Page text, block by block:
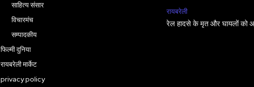
साहित्य संसार
विचारमंच
सम्पादकीय
फिल्मी दुनिया
रायबरेली मार्केट
privacy policy
रायबरेली
रेल हादसे के मृत और घायलों को